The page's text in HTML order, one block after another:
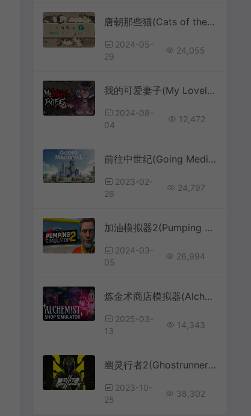
唐朝那些猫(Cats of the Tang Dynasty)简中|PC|PUZ|找猫益智休闲游戏
2024-05-
29
24,055
我的可爱妻子(My Lovely Wife)哥特式幻想炼金术模拟游戏|下载
2024-08-
04
12,472
前往中世纪(Going Medieval)中世纪生存模拟游戏|下载
2023-02-
26
24,797
加油模拟器2(Pumping Simulator 2)经营管理模拟游戏
2024-03-
05
26,994
炼金术商店模拟器(Alchemist Shop Simulator)魔法商店经验游戏|下载
2025-03-
13
14,343
幽灵行者2(Ghostrunner 2)简中|PC|ACT|修改器|第一人称硬核砍杀动作游戏
2023-10-
25
38,302